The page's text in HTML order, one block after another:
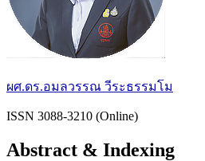
ผศ.ดร.อมลวรรณ วีระธรรมโม
ISSN 3088-3210 (Online)
Abstract & Indexing